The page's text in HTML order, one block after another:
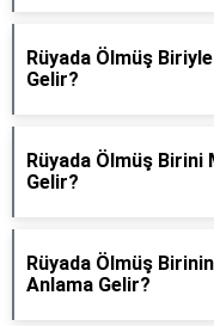
Rüyada Ölmüş
Gelir?
Rüyada Ölmüş Birini
Gelir?
Rüyada Ölmüş
Anlama Gelir?